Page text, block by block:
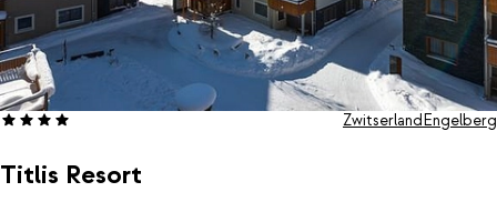
Titlis Resort
Zwitserland Engelberg